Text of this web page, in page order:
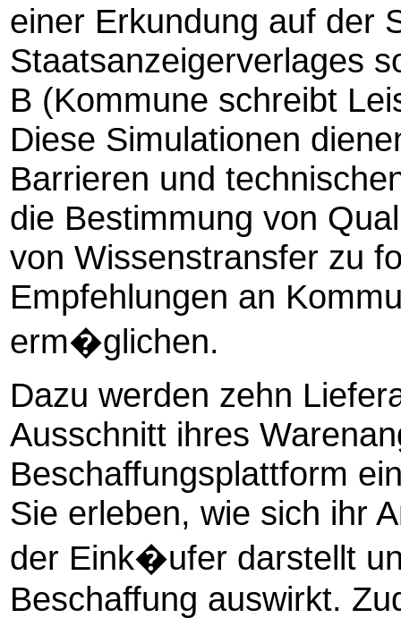
einer Erkundung auf der
Staatsanzeigerverlages
B (Kommune schreibt
Diese Simulationen
Barrieren und
die Bestimmung von
von Wissenstransfer zu
Empfehlungen an
erm�glichen.
Dazu werden zehn
Ausschnitt ihres
Beschaffungsplattform
Sie erleben, wie sich ihr
der Eink�ufer darstellt
Beschaffung auswirkt.